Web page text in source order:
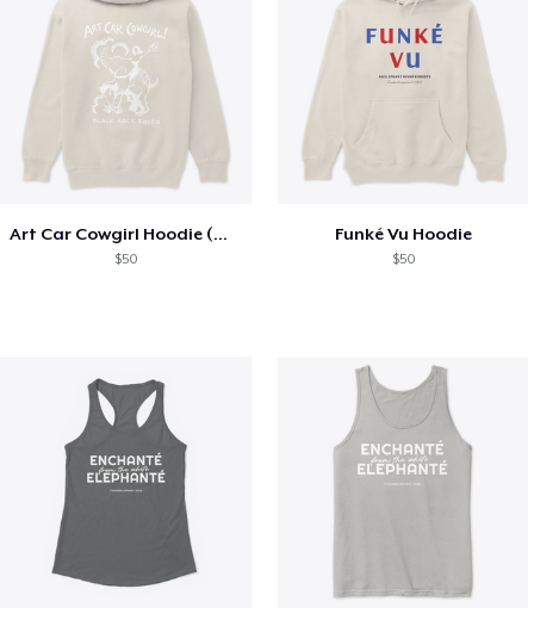
Art Car Cowgirl Hoodie (multiple colors)
$50
Funké Vu Hoodie
$50